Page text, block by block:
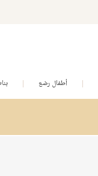
أطفال رضع